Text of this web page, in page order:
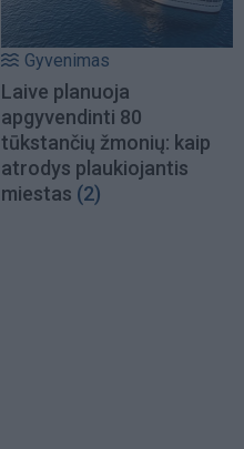
Gyvenimas
Laive planuoja
apgyvendinti 80
tūkstančių žmonių: kaip
atrodys plaukiojantis
miestas (2)